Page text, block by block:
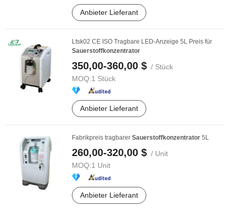
Anbieter Lieferant
Ltsk02 CE ISO Tragbare LED-Anzeige 5L Preis für
Sauerstoffkonzentrator
350,00-360,00 $ / Stück
MOQ:1 Stück
Anbieter Lieferant
Fabrikpreis tragbarer Sauerstoffkonzentrator 5L
260,00-320,00 $ / Unit
MOQ:1 Unit
Anbieter Lieferant